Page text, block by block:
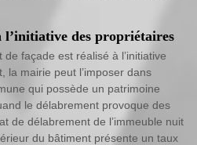
l’initiative des propriétaires
façade est réalisé à l’initiative
la mairie peut l’imposer dans
qui possède un patrimoine
le délabrement provoque des
de délabrement de l’immeuble nuit
du bâtiment présente un taux